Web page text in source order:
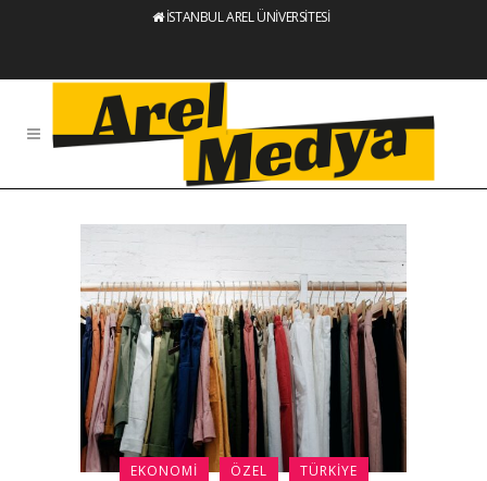
İSTANBUL AREL ÜNİVERSİTESİ
EKONOMI ÖZEL TÜRKIYE